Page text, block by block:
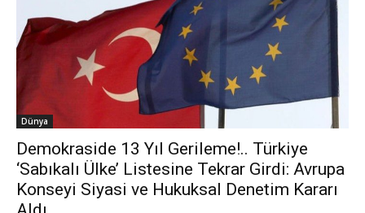
Dünya
Demokraside 13 Yıl Gerileme!.. Türkiye
‘Sabıkalı Ülke’ Listesine Tekrar Girdi: Avrupa
Konseyi Siyasi ve Hukuksal Denetim Kararı